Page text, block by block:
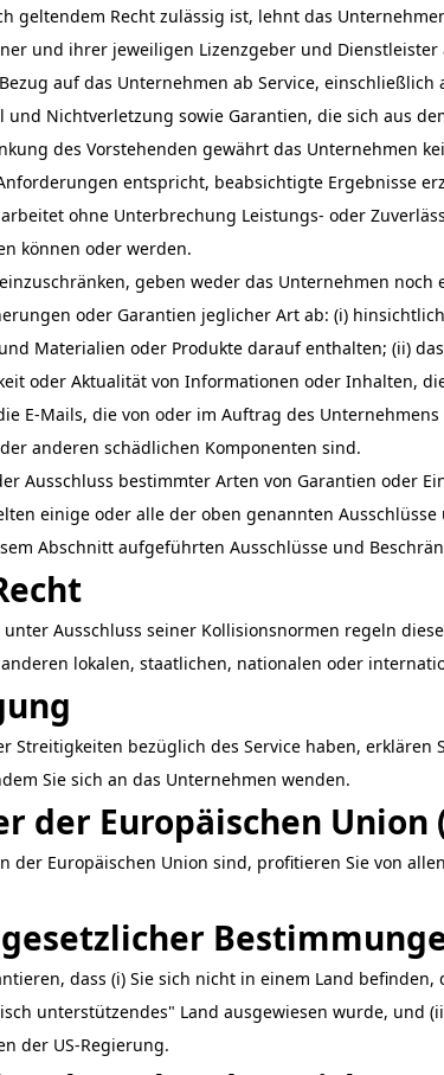
geltendem Recht zulässig ist, lehnt das
und ihrer jeweiligen Lizenzgeber und
auf das Unternehmen ab Service,
und Nichtverletzung sowie Garantien, die sich aus
des Vorstehenden gewährt das Unternehmen
entspricht, beabsichtigte Ergebnisse
ohne Unterbrechung Leistungs- oder
können oder werden.
geben weder das Unternehmen
oder Garantien jeglicher Art ab: (i)
Materialien oder Produkte darauf enthalten; (ii)
oder Aktualität von Informationen oder Inhalten,
E-Mails, die von oder im Auftrag des
anderen schädlichen Komponenten sind.
Ausschluss bestimmter Arten von Garantien oder
einige oder alle der oben genannten
Abschnitt aufgeführten Ausschlüsse und
unter Ausschluss seiner Kollisionsnormen regeln
lokalen, staatlichen, nationalen oder
Streitigkeiten bezüglich des Service haben,
Sie sich an das Unternehmen wenden.
der Europäischen Union
der Europäischen Union sind, profitieren Sie von
dass (i) Sie sich nicht in einem Land
unterstützendes" Land ausgewiesen wurde, und
der US-Regierung.